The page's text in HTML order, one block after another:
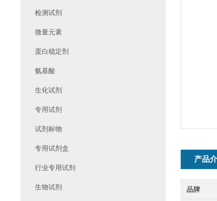
产品
品牌
检测试剂
微量元素
蛋白稳定剂
氨基酸
生化试剂
专用试剂
试剂标物
专用试剂盒
行业专用试剂
生物试剂